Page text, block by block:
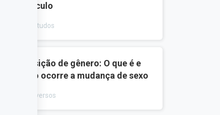
Currículo
Estudos
Transição de gênero: O que é e
como ocorre a mudança de sexo
Diversos